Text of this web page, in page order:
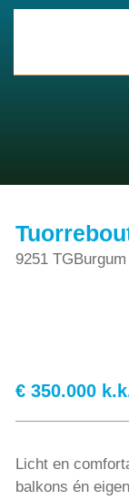
9251 TGBurgum
€ 350.000
Licht en
balkons én